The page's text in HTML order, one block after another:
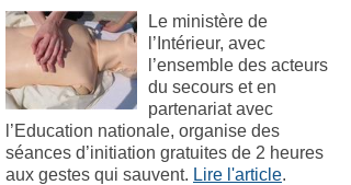
Le ministère de
l’Intérieur, avec
l’ensemble des acteurs
du secours et en
partenariat avec
l’Education nationale, organise des
séances d’initiation gratuites de 2 heures
aux gestes qui sauvent. Lire l'article.